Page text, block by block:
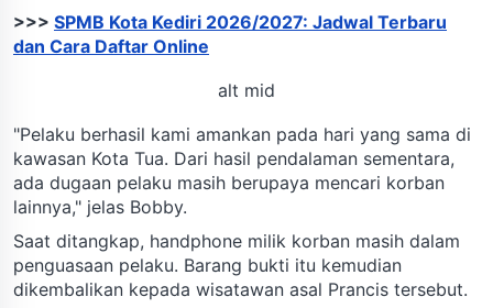
>>> SPMB Kota Kediri 2026/2027: Jadwal Terbaru
dan Cara Daftar Online
alt mid
"Pelaku berhasil kami amankan pada hari yang sama di
kawasan Kota Tua. Dari hasil pendalaman sementara,
ada dugaan pelaku masih berupaya mencari korban
lainnya," jelas Bobby.
Saat ditangkap, handphone milik korban masih dalam
penguasaan pelaku. Barang bukti itu kemudian
dikembalikan kepada wisatawan asal Prancis tersebut.